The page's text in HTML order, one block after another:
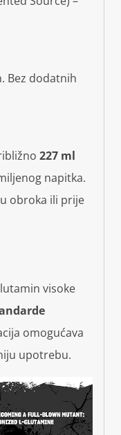
Bez dodatnih
227 ml
napitka.
obroka ili prije
visoke
omogućava
upotrebu.